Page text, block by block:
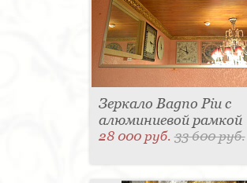
Зеркало Bagno Piu с
алюминиевой рамкой
28 000 руб.33 600 руб.